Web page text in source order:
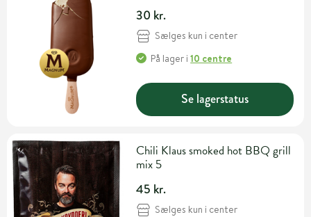
30 kr.
Sælges kun i center
På lager i10 centre
Se lagerstatus
Chili Klaus smoked hot BBQ grill
mix 5
45 kr.
Sælges kun i center